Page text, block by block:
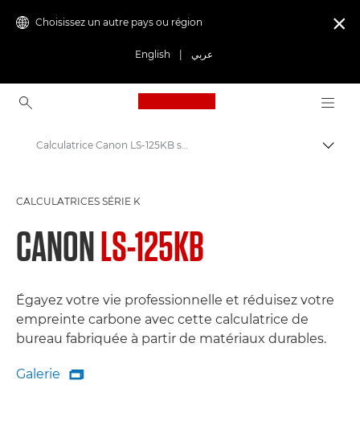
Choisissez un autre pays ou région
English عربي

Canon Logo, back to
Calculatrice Canon LS-125KB série K : une efficacité durable pour un espace de travail plus écologique
CALCULATRICES SÉRIE K
CANONLS-125KB
Égayez votre vie professionnelle et réduisez votre
empreinte carbone avec cette calculatrice de
bureau fabriquée à partir de matériaux durables.
Galerie
Galerie
